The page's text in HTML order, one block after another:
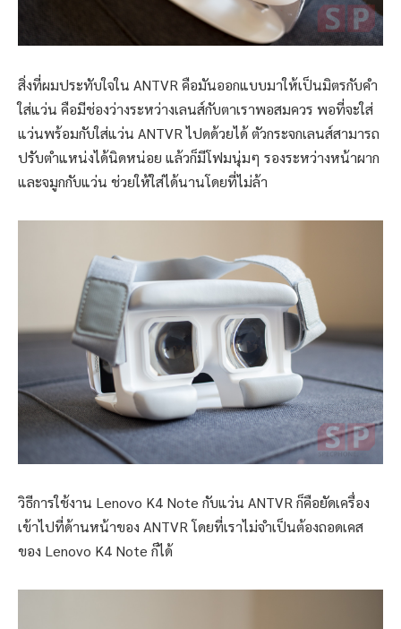
สิ่งที่ผมประทับใจใน ANTVR คือมันออกแบบมาให้เป็นมิตรกับคำ
ใส่แว่น คือมีช่องว่างระหว่างเลนส์กับตาเราพอสมควร พอที่จะใส่
แว่นพร้อมกับใส่แว่น ANTVR ไปดด้วยได้ ตัวกระจกเลนส์สามารถ
ปรับตำแหน่งได้นิดหน่อย แล้วก็มีโฟมนุ่มๆ รองระหว่างหน้าผาก
และจมูกกับแว่น ช่วยให้ใส่ได้นานโดยที่ไม่ล้า
วิธีการใช้งาน Lenovo K4 Note กับแว่น ANTVR ก็คือยัดเครื่อง
เข้าไปที่ด้านหน้าของ ANTVR โดยที่เราไม่จำเป็นต้องถอดเคส
ของ Lenovo K4 Note ก็ได้